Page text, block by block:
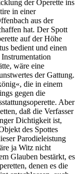
der Operette ins
in einer
aus der
hat. Der Spott
auf der Höhe
bedient und einen
wäre eine
der Gattung.
die in einem
gegen die
Aber
daß die Verfasser
Dichtigkeit ist,
des Spottes
Parodieleistung
ja Witz nicht
Glauben bestärkt, es
denen es die